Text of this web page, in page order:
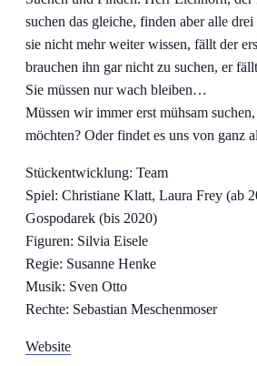
suchen das gleiche, finden aber alle
sie nicht mehr weiter wissen, fällt der
brauchen ihn gar nicht zu suchen, er
Sie müssen nur wach bleiben…
Müssen wir immer erst mühsam
möchten? Oder findet es uns von ganz
Stückentwicklung: Team
Spiel: Christiane Klatt, Laura Frey (ab
Gospodarek (bis 2020)
Figuren: Silvia Eisele
Regie: Susanne Henke
Musik: Sven Otto
Rechte: Sebastian Meschenmoser
Website